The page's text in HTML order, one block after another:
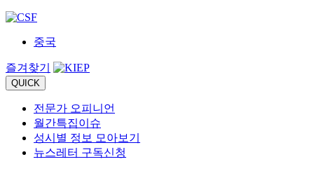
중국
즐겨찾기
QUICK
전문가 오피니언
월간특집이슈
성시별 정보 모아보기
뉴스레터 구독신청